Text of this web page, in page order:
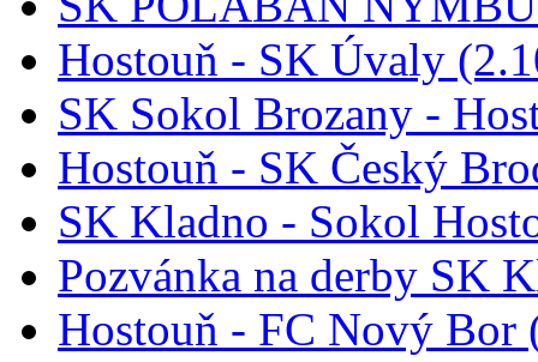
Hostouň - SK Úvaly
SK Sokol Brozany -
Hostouň - SK Český
SK Kladno - Sokol
Pozvánka na derby SK
Hostouň - FC Nový Bor